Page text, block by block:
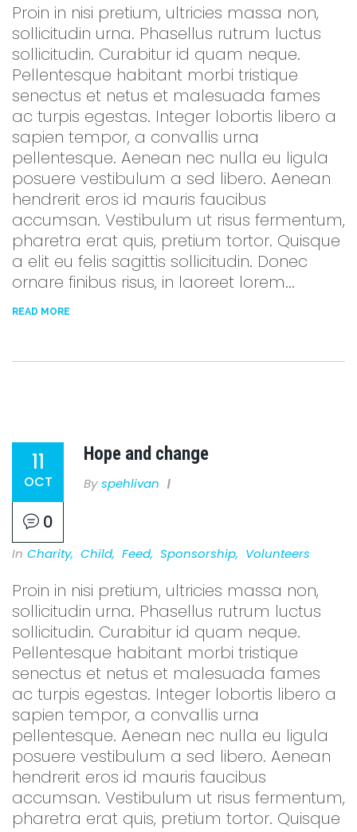
Proin in nisi pretium, ultricies massa non,
sollicitudin urna. Phasellus rutrum luctus
sollicitudin. Curabitur id quam neque.
Pellentesque habitant morbi tristique
senectus et netus et malesuada fames
ac turpis egestas. Integer lobortis libero a
sapien tempor, a convallis urna
pellentesque. Aenean nec nulla eu ligula
posuere vestibulum a sed libero. Aenean
hendrerit eros id mauris faucibus
accumsan. Vestibulum ut risus fermentum,
pharetra erat quis, pretium tortor. Quisque
a elit eu felis sagittis sollicitudin. Donec
ornare finibus risus, in laoreet lorem...
READ MORE
11
OCT
0
Hope and change
By Spehlivan
In Charity, Child, Feed, Sponsorship, Volunteers
Proin in nisi pretium, ultricies massa non,
sollicitudin urna. Phasellus rutrum luctus
sollicitudin. Curabitur id quam neque.
Pellentesque habitant morbi tristique
senectus et netus et malesuada fames
ac turpis egestas. Integer lobortis libero a
sapien tempor, a convallis urna
pellentesque. Aenean nec nulla eu ligula
posuere vestibulum a sed libero. Aenean
hendrerit eros id mauris faucibus
accumsan. Vestibulum ut risus fermentum,
pharetra erat quis, pretium tortor. Quisque